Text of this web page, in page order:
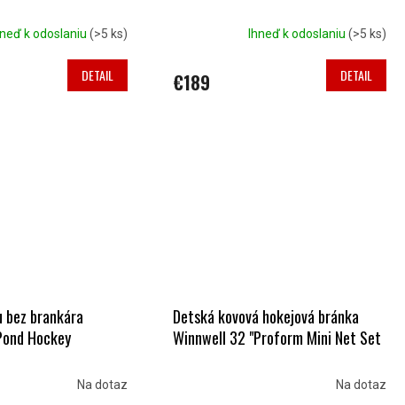
k odoslaniu(>5 ks)
DETAIL
Ihneď k odoslaniu (>5 ks)
€189 DETAIL
bez brankára
Hockey
Na dotaz
Detská kovová hokejová bránka
Winnwell 32 "Proform Mini Net Set
Na dotaz